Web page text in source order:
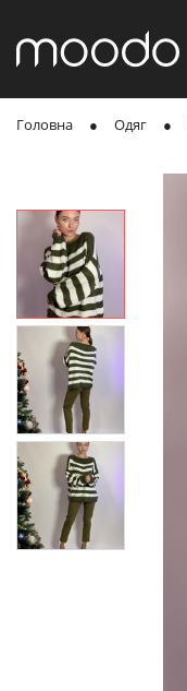
Головна Одяг